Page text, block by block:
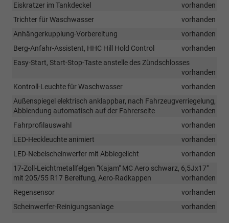
Eiskratzer im Tankdeckel
vorhanden
Trichter für Waschwasser
vorhanden
Anhängerkupplung-Vorbereitung
vorhanden
Berg-Anfahr-Assistent, HHC Hill Hold Control
vorhanden
Easy-Start, Start-Stop-Taste anstelle des Zündschlosses
vorhanden
Kontroll-Leuchte für Waschwasser
vorhanden
Außenspiegel elektrisch anklappbar, nach Fahrzeugverriegelung,
Abblendung automatisch auf der Fahrerseite
vorhanden
Fahrprofilauswahl
vorhanden
LED-Heckleuchte animiert
vorhanden
LED-Nebelscheinwerfer mit Abbiegelicht
vorhanden
17-Zoll-Leichtmetallfelgen "Kajam" MC Aero schwarz, 6,5Jx17"
mit 205/55 R17 Bereifung, Aero-Radkappen
vorhanden
Regensensor
vorhanden
Scheinwerfer-Reinigungsanlage
vorhanden